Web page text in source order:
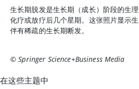
生长期脱发是生长期（成长）阶段的生
化疗或放疗后几个星期。这张照片显示
伴有稀疏的生长期断发。
© Springer Science+Business Media
在这些主题中